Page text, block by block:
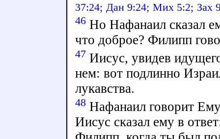
37:24; Дан 9:24; Мих 5:2; Зах
46Но Нафанаил сказал
что доброе? Филипп
47 Иисус, увидев
нем: вот подлинно
лукавства.
48Нафанаил говорит
Иисус сказал ему в